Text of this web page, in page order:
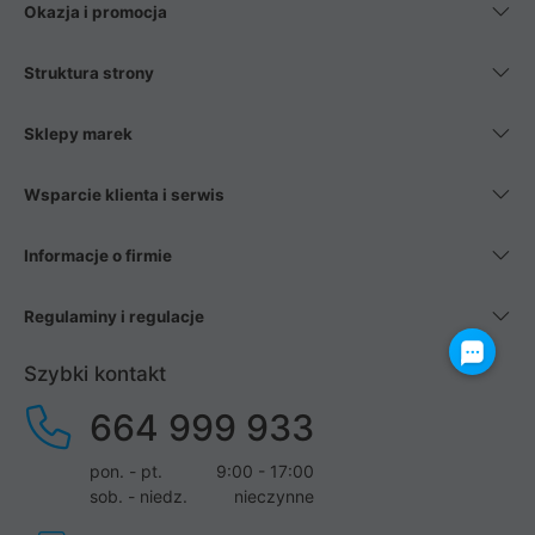
Okazja i promocja
Struktura strony
Sklepy marek
Wsparcie klienta i serwis
Informacje o firmie
Regulaminy i regulacje
Szybki kontakt
664 999 933
pon. - pt.
9:00 - 17:00
sob. - niedz.
nieczynne